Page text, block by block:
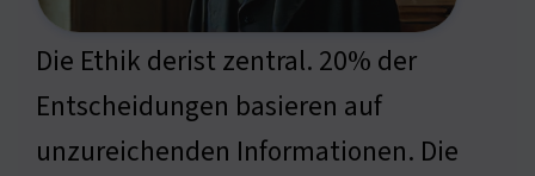
Die Ethik derist zentral. 20% der
Entscheidungen basieren auf
unzureichenden Informationen. Die